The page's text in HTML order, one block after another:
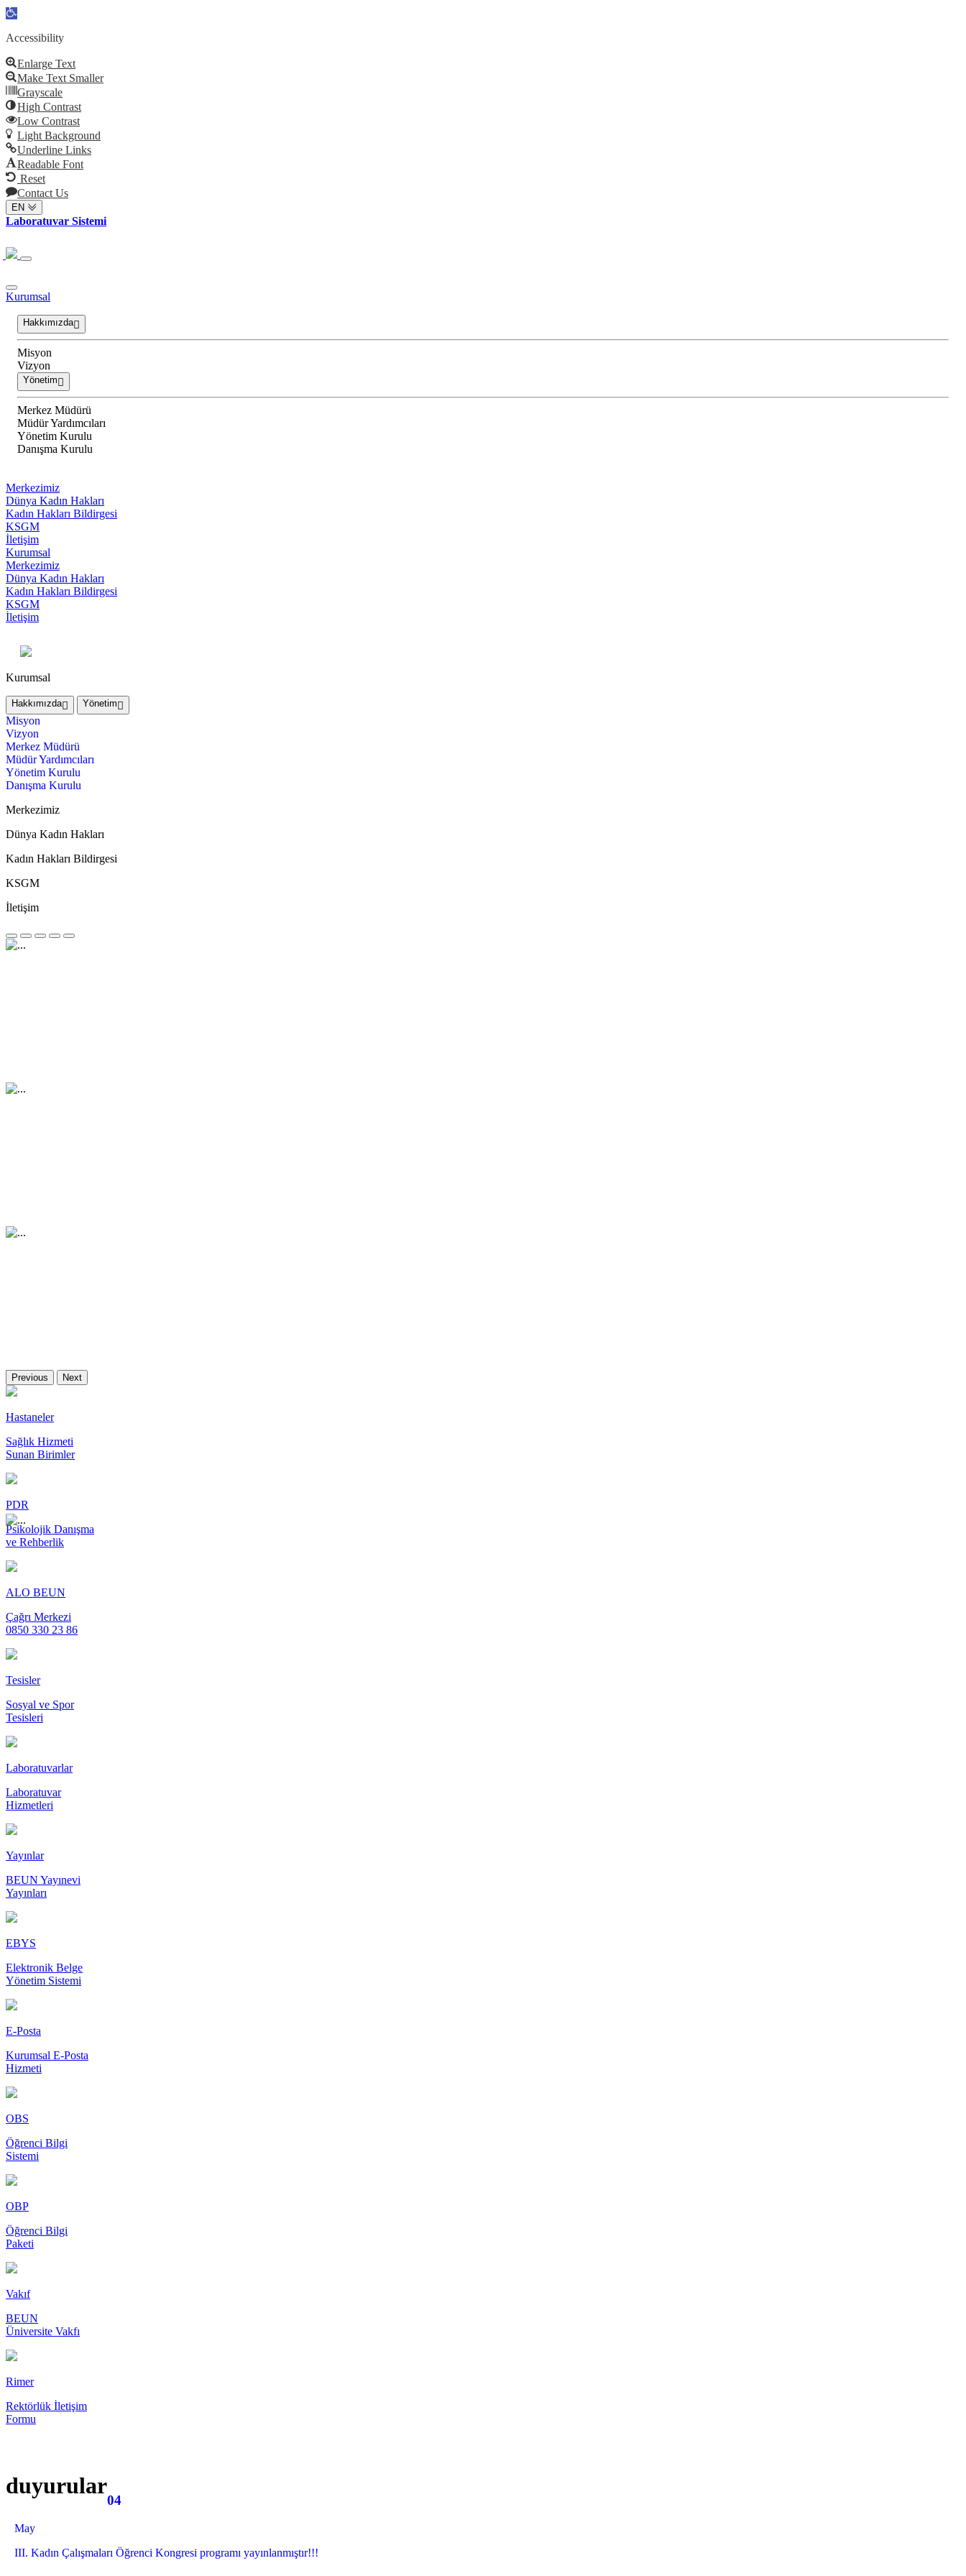
Open
Accessibility
Enlarge Text
Make Text Smaller
Grayscale
High Contrast
Low Contrast
Light Background
Underline Links
Readable Font
Reset
Contact Us
EN
Laboratuvar Sistemi
Kurumsal
Hakkımızda
Misyon
Vizyon
Yönetim
Merkez Müdürü
Müdür Yardımcıları
Yönetim Kurulu
Danışma Kurulu
Merkezimiz
Dünya Kadın Hakları
Kadın Hakları Bildirgesi
KSGM
İletişim
Kurumsal
Merkezimiz
Dünya Kadın Hakları
Kadın Hakları Bildirgesi
KSGM
İletişim
Kurumsal
Hakkımızda Yönetim
Misyon
Vizyon
Merkez Müdürü
Müdür Yardımcıları
Yönetim Kurulu
Danışma Kurulu
Merkezimiz
Dünya Kadın Hakları
Kadın Hakları Bildirgesi
KSGM
İletişim
Previous Next
Hastaneler
Sağlık Hizmeti
Sunan Birimler
PDR
Psikolojik Danışma
ve Rehberlik
ALO BEUN
Çağrı Merkezi
0850 330 23 86
Tesisler
Sosyal ve Spor
Tesisleri
Laboratuvarlar
Laboratuvar
Hizmetleri
Yayınlar
BEUN Yayınevi
Yayınları
EBYS
Elektronik Belge
Yönetim Sistemi
E-Posta
Kurumsal E-Posta
Hizmeti
OBS
Öğrenci Bilgi
Sistemi
OBP
Öğrenci Bilgi
Paketi
Vakıf
BEUN
Üniversite Vakfı
Rimer
Rektörlük İletişim
Formu
duyurular
04
May
III. Kadın Çalışmaları Öğrenci Kongresi programı yayınlanmıştır!!!